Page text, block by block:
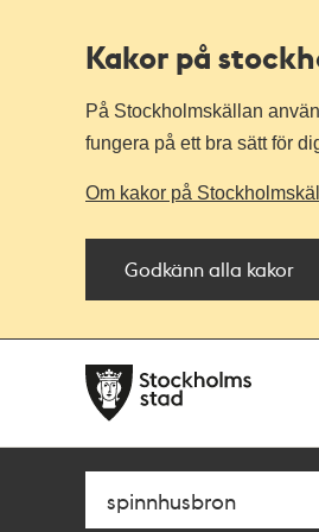
Kakor på
På Stockholmskällan
fungera på ett bra sätt för
Om kakor på
Godkänn alla kakor
navigationen
huvudinnehållet
Sök